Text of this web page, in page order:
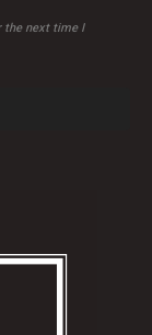
the next time I